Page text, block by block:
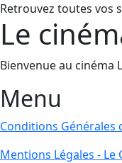
Retrouvez toutes vos
Le
Bienvenue au cinéma
Menu
Conditions Générales
Mentions Légales -